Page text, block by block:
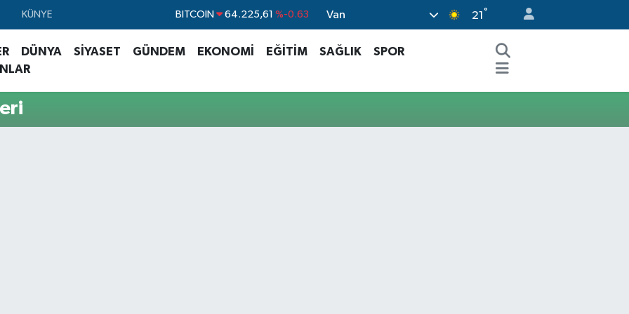
KÜNYE BITCOIN 64.225,61 %-0.63 Van 21 °
DÜNYA SİYASET GÜNDEM EKONOMİ EĞİTİM SAĞLIK
SPOR